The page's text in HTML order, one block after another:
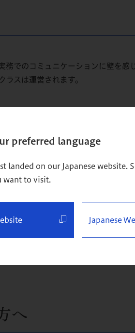
preferred language
landed on our Japanese website.
want to visit.
Japanese
でのコミュニケーションに壁を
ラスは運営されます。
がるプレゼ
「言
だしたい方
へ